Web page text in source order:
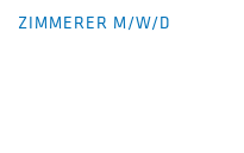
ZIMMERER M/W/D